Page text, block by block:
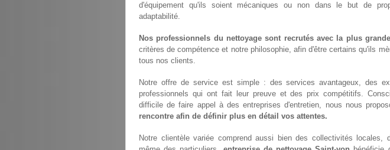
d'équipement qu'ils soient mécaniques ou non dans le but de
adaptabilité.
Nos professionnels du nettoyage sont recrutés avec la plus
critères de compétence et notre philosophie, afin d'être certains qu'ils
tous nos clients.
Notre offre de service est simple : des services avantageux, des
professionnels qui ont fait leur preuve et des prix compétitifs.
difficile de faire appel à des entreprises d'entretien, nous nous
rencontre afin de définir plus en détail vos attentes.
Notre clientèle variée comprend aussi bien des collectivités locales,